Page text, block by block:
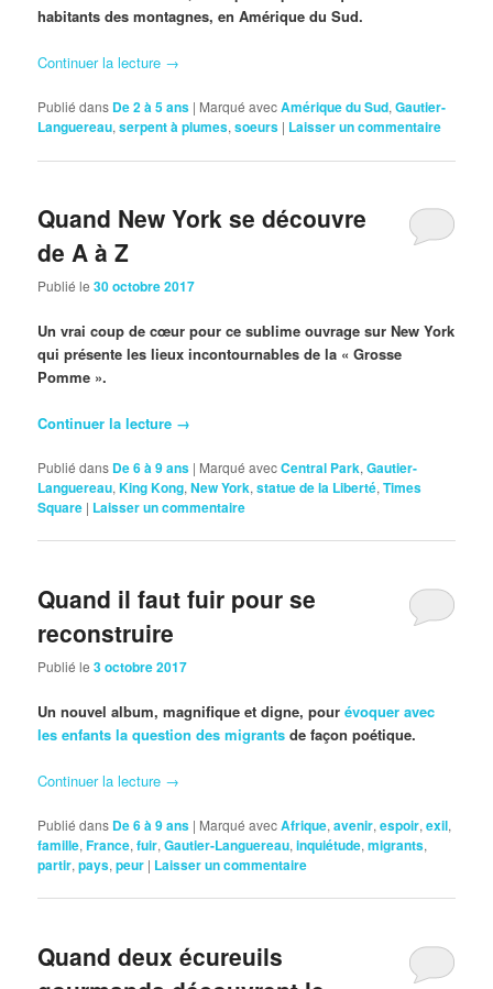
habitants des montagnes, en Amérique du Sud.
Continuer la lecture →
Publié dans De 2 à 5 ans | Marqué avecAmérique du Sud,Gautier-
Languereau,serpent à plumes,soeurs | Laisser un commentaire
Quand New York se découvre
de A à Z
Publié le30 octobre 2017
Un vrai coup de cœur pour ce sublime ouvrage sur New York
qui présente les lieux incontournables de la « Grosse
Pomme ».
Continuer la lecture →
Publié dans De 6 à 9 ans | Marqué avecCentral Park,Gautier-
Languereau,King Kong,New York,statue de la Liberté,Times
Square | Laisser un commentaire
Quand il faut fuir pour se
reconstruire
Publié le3 octobre 2017
Un nouvel album, magnifique et digne, pourévoquer avec
les enfants la question des migrants de façon poétique.
Continuer la lecture →
Publié dans De 6 à 9 ans | Marqué avecAfrique,avenir,espoir,exil,
famille,France,fuir,Gautier-Languereau,inquiétude,migrants,
partir,pays,peur | Laisser un commentaire
Quand deux écureuils